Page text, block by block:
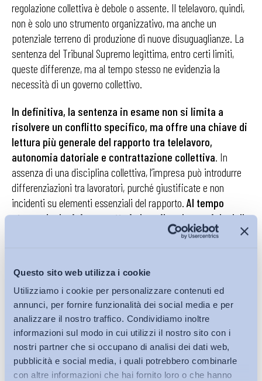
Questo sito web utilizza i cookie
Utilizziamo i cookie per personalizzare contenuti ed
annunci, per fornire funzionalità dei social media e per
analizzare il nostro traffico. Condividiamo inoltre
informazioni sul modo in cui utilizzi il nostro sito con i
nostri partner che si occupano di analisi dei dati web,
pubblicità e social media, i quali potrebbero combinarle
con altre informazioni che hai fornito loro o che hanno
regolazione collettiva è debole o assente. Il telelavoro, quindi,
non è solo uno strumento organizzativo, ma anche un
potenziale terreno di produzione di nuove disuguaglianze. La
sentenza del Tribunal Supremo legittima, entro certi limiti,
queste differenze, ma al tempo stesso ne evidenzia la
necessità di un governo collettivo.
In definitiva, la sentenza in esame non si limita a
risolvere un conflitto specifico, ma offre una chiave di
lettura più generale del rapporto tra telelavoro,
autonomia datoriale e contrattazione collettiva. In
assenza di una disciplina collettiva, l’impresa può introdurre
differenziazioni tra lavoratori, purché giustificate e non
incidenti su elementi essenziali del rapporto. Al tempo
stesso, la decisione mette in luce il ruolo cruciale della
contrattazione collettiva nel definire regole condivise
componente strutturale dell’organizzazione del lavoro, la sua
regolazione rappresenta una delle principali sfide per le
relazioni industriali contemporanee.
Bollettino ADAPT 25 maggio 2026, n. 20
Lavinia Serrani